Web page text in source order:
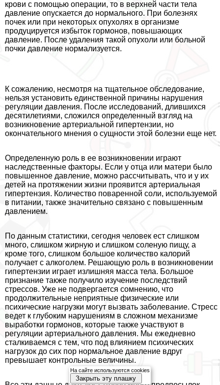
крови с помощью операции, то в верхней части тела
давление опускается до нормального. При болезнях
почек или при некоторых опухолях в организме
продуцируется избыток гормонов, повышающих
давление. После удаления такой опухоли или больной
почки давление нормализуется.
К сожалению, несмотря на тщательное обследование,
нельзя установить единственной причины нарушения
регуляции давления. После исследований, длившихся
десятилетиями, сложился определенный взгляд на
возникновение артериальной гипертензии, но
окончательного мнения о сущности этой болезни еще нет.
Определенную роль в ее возникновении играют
наследственные факторы. Если у отца или матери было
повышенное давление, можно рассчитывать, что и у их
детей на протяжении жизни проявится артериальная
гипертензия. Количество поваренной соли, используемой
в питании, также значительно связано с повышенным
давлением.
По данным статистики, сегодня человек ест слишком
много, слишком жирную и слишком соленую пищу, а
кроме того, слишком большое количество калорий
получает с алкоголем. Решающую роль в возникновении
гипертензии играет излишняя масса тела. Большое
признание также получило изучение последствий
стрессов. Уже не подвергается сомнению, что
продолжительные неприятные физические или
психические нагрузки могут вызвать заболевание. Стресс
ведет к глубоким нарушениям в сложном механизме
выработки гормонов, которые также участвуют в
регуляции артериального давления. Мы ежедневно
сталкиваемся с тем, что под влиянием психических
нагрузок до сих пор нормальное давление вдруг
превышает контрольные величины.
На сайте используются cookies
Закрыть эту плашку